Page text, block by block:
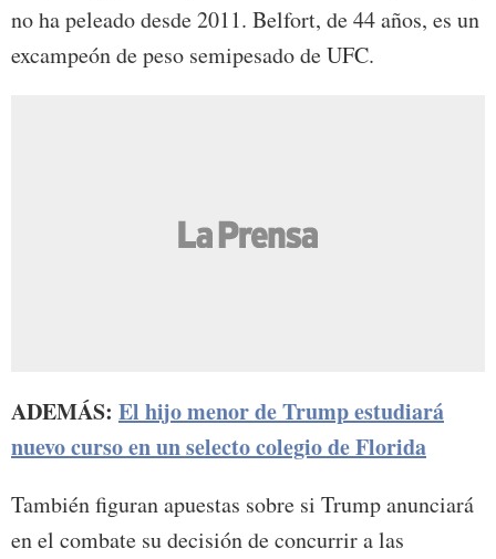
no ha peleado desde 2011. Belfort, de 44 años, es un
excampeón de peso semipesado de UFC.
ADEMÁS: El hijo menor de Trump estudiará
nuevo curso en un selecto colegio de Florida
También figuran apuestas sobre si Trump anunciará
en el combate su decisión de concurrir a las